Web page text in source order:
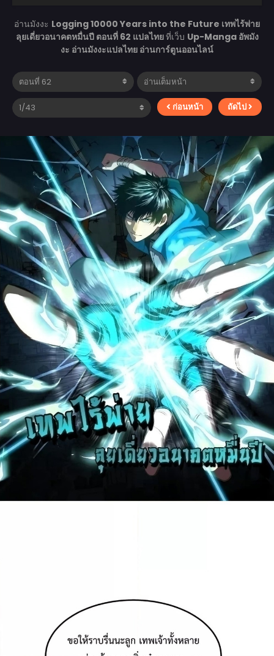
อ่านมังงะ Logging 10000 Years into the Future เทพไร้พ่าย
ลุยเดี่ยวอนาคตหมื่นปี ตอนที่ 62 แปลไทยที่เว็บ Up-Manga อัพมัง
งะ อ่านมังงะแปลไทย อ่านการ์ตูนออนไลน์
ก่อนหน้า ถัดไป